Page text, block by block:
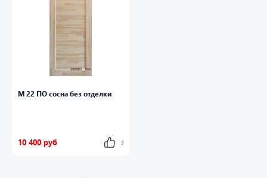
Мах ширина нестандарной двери: 1000 мм
Виды отделок:
- без отделки
- масло-воск
М 22 ПО сосна без отделки
10 400 руб 3